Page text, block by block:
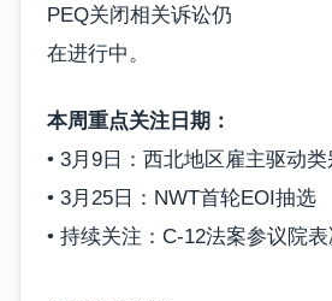
PEQ关闭相关诉讼仍
在进行中。
本周重点关注日期：
• 3月9日：西北地区雇主驱动
• 3月25日：NWT首轮EOI抽选
• 持续关注：C-12法案参议院